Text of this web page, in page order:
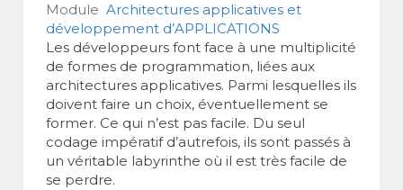
Module Architectures applicatives et
développement d’APPLICATIONS
Les développeurs font face à une multiplicité
de formes de programmation, liées aux
architectures applicatives. Parmi lesquelles ils
doivent faire un choix, éventuellement se
former. Ce qui n’est pas facile. Du seul
codage impératif d’autrefois, ils sont passés à
un véritable labyrinthe où il est très facile de
se perdre.